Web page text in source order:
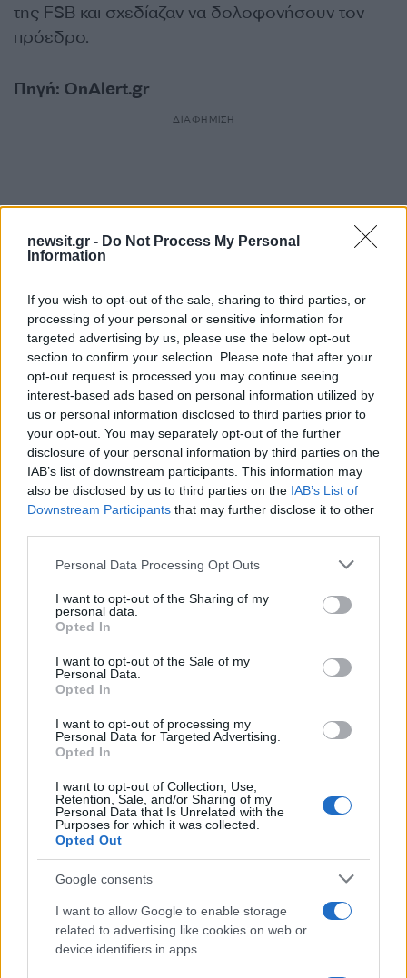
newsit.gr - Do Not Process My Personal
Information
If you wish to opt-out of the sale, sharing to third parties, or
processing of your personal or sensitive information for
targeted advertising by us, please use the below opt-out
section to confirm your selection. Please note that after your
opt-out request is processed you may continue seeing
interest-based ads based on personal information utilized by
us or personal information disclosed to third parties prior to
your opt-out. You may separately opt-out of the further
disclosure of your personal information by third parties on the
IAB’s list of downstream participants. This information may
also be disclosed by us to third parties on the IAB’s List of
Downstream Participants that may further disclose it to other
Please note that this website/app uses one or more Google
not limited to your visit or usage behaviour. You may click to
grant or deny consent to Google and its third-party tags to
use your data for below specified purposes in below Google
consent section.
Personal Data Processing Opt Outs
I want to opt-out of the Sharing of my
personal data.
Opted In
I want to opt-out of the Sale of my
Personal Data.
Opted In
I want to opt-out of processing my
Personal Data for Targeted Advertising.
Opted In
I want to opt-out of Collection, Use,
Retention, Sale, and/or Sharing of my
Personal Data that Is Unrelated with the
Purposes for which it was collected.
Opted Out
Google consents
I want to allow Google to enable storage
related to advertising like cookies on web or
device identifiers in apps.
της FSB και σχεδίαζαν να δολοφονήσουν τον
πρόεδρο.
Πηγή: OnAlert.gr
ΔΙΑΦΗΜΙΣΗ
Σχόλια
Σχολίασε εδώ
50 /50
Αν τα χάσατε
Ανανεώθηκε πριν
17 λεπτά
Μυστράς: 11 μήνες με
αναστολή στον 55χρονο
που έκρυβε τον νεκρό
– «Ήθελα να τον βλέπω»
Τροχαίο στις
«Ξαφνικά μου ήρθε
οδηγός του